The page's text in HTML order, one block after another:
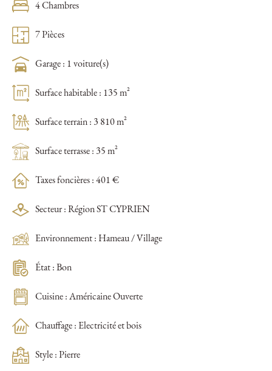
4 Chambres
7 Pièces
Garage : 1 voiture(s)
Surface habitable : 135 m²
Surface terrain : 3 810 m²
Surface terrasse : 35 m²
Taxes foncières : 401 €
Secteur : Région ST CYPRIEN
Environnement : Hameau / Village
État : Bon
Cuisine : Américaine Ouverte
Chauffage : Electricité et bois
Style : Pierre